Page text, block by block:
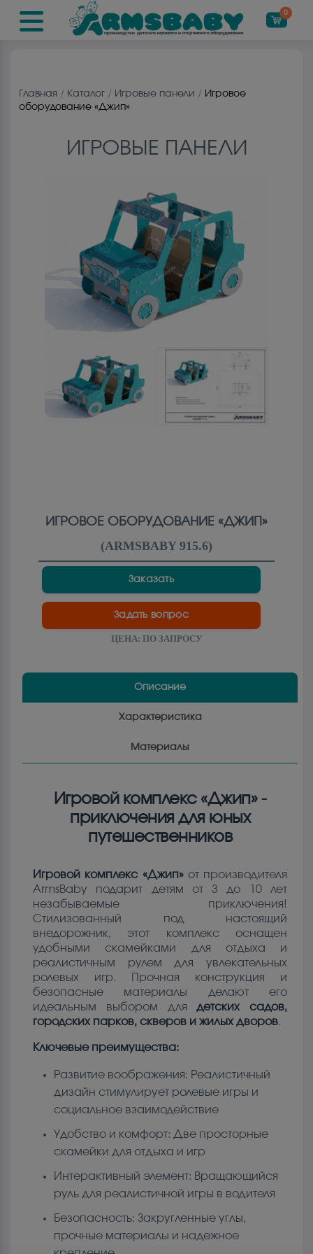
0
Главная / Каталог / Игровые панели / Игровое
оборудование «Джип»
ИГРОВЫЕ ПАНЕЛИ
ИГРОВОЕ ОБОРУДОВАНИЕ «ДЖИП»
(ARMSBABY 915.6)
Заказать
Задать вопрос
ЦЕНА: ПО ЗАПРОСУ
Описание
Характеристика
Материалы
Игровой комплекс «Джип» -
приключения для юных
путешественников
Игровой комплекс «Джип»от производителя
ArmsBaby подарит детям от 3 до 10 лет
незабываемые приключения!
Стилизованный под настоящий
внедорожник, этот комплекс оснащен
удобными скамейками для отдыха и
реалистичным рулем для увлекательных
ролевых игр. Прочная конструкция и
безопасные материалы делают его
идеальным выбором длядетских садов,
городских парков, скверов и жилых дворов.
Ключевые преимущества:
Развитие воображения: Реалистичный
дизайн стимулирует ролевые игры и
социальное взаимодействие
Удобство и комфорт: Две просторные
скамейки для отдыха и игр
Интерактивный элемент: Вращающийся
руль для реалистичной игры в водителя
Безопасность: Закругленные углы,
прочные материалы и надежное